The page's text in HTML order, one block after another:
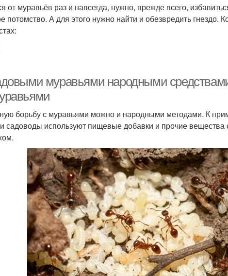
от муравьёв раз и навсегда, нужно, прежде всего,
потомство. А для этого нужно найти и обезвредить гнездо.
муравьями народными
борьбу с муравьями можно и народными методами. К
и садоводы используют пищевые добавки и прочие